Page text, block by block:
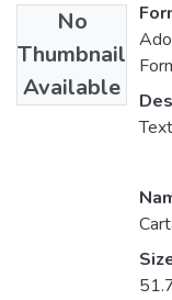
No
Thumbnail
Available